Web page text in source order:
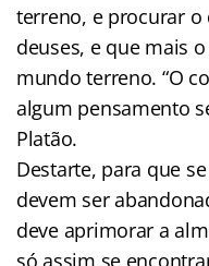
terreno, e procurar o
deuses, e que mais
mundo terreno. “O
algum pensamento
Platão.
Destarte, para que
devem ser
deve aprimorar a
só assim se